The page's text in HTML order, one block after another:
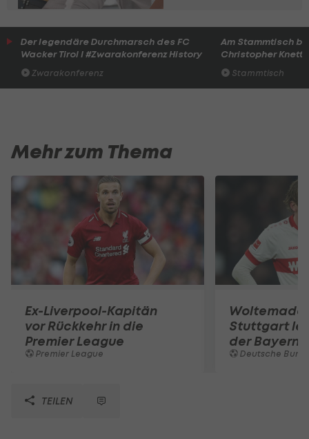
Der legendäre Durchmarsch des FC
Wacker Tirol I #Zwarakonferenz History
Zwarakonferenz
Am Stammtisch
Christopher Knett
Stammtisch
Mehr zum Thema
Ex-Liverpool-Kapitän
vor Rückkehr in die
Premier League
Premier League
Stuttgart
der Bayern
Deutsche
TEILEN